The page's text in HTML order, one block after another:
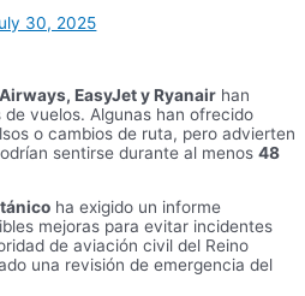
30, 2025
EasyJet y Ryanair han
vuelos. Algunas han ofrecido
o cambios de ruta, pero advierten
sentirse durante al menos 48
ha exigido un informe
mejoras para evitar incidentes
de aviación civil del Reino
una revisión de emergencia del